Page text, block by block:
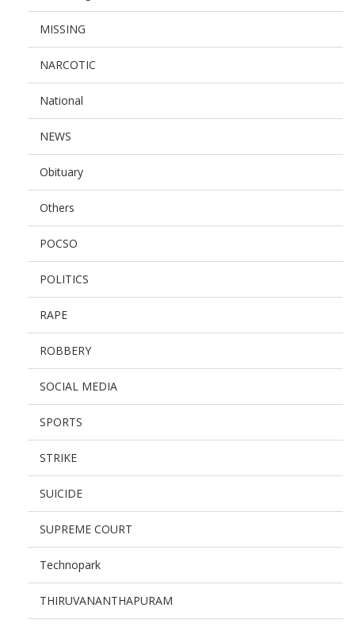
MISSING
NARCOTIC
National
NEWS
Obituary
Others
POCSO
POLITICS
RAPE
ROBBERY
SOCIAL MEDIA
SPORTS
STRIKE
SUICIDE
SUPREME COURT
Technopark
THIRUVANANTHAPURAM